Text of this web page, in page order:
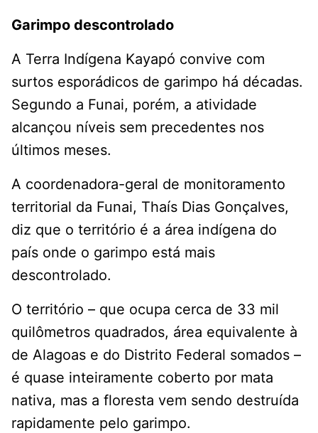
Garimpo descontrolado
A Terra Indígena Kayapó convive com
surtos esporádicos de garimpo há décadas.
Segundo a Funai, porém, a atividade
alcançou níveis sem precedentes nos
últimos meses.
A coordenadora-geral de monitoramento
territorial da Funai, Thaís Dias Gonçalves,
diz que o território é a área indígena do
país onde o garimpo está mais
descontrolado.
O território – que ocupa cerca de 33 mil
quilômetros quadrados, área equivalente à
de Alagoas e do Distrito Federal somados –
é quase inteiramente coberto por mata
nativa, mas a floresta vem sendo destruída
rapidamente pelo garimpo.